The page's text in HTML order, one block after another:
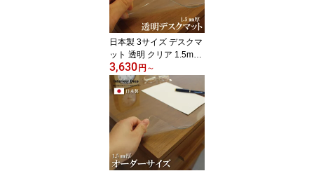
100cm )以内 柘産業株式
会社
日本製 3サイズ デスクマ
ット 透明 クリア 1.5mm
厚 2mm厚 テーブルマッ
ト ビニールマット マッ
ト 学習机 両面非転写 ビ
ニールシート クロス 送
料無料 事務机 子供 女の
子 かわいい 透明マット
クリアマット おしゃれ
国内生産 国内加工 小学
生 柘産業株式会社
3,630 円 ～